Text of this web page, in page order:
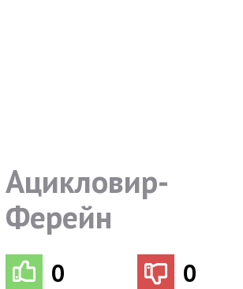
Ацикловир-
Ферейн
0 0